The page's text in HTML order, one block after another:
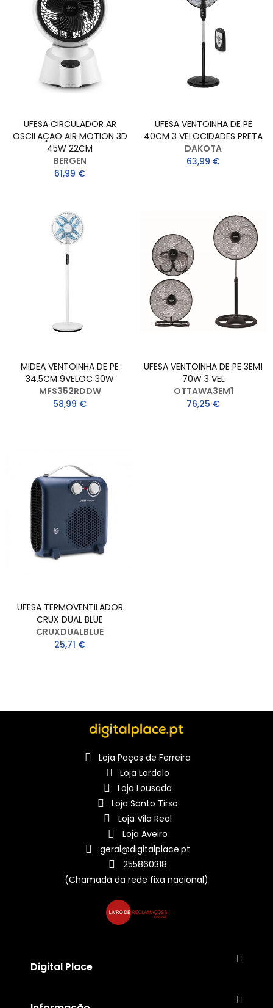
UFESA CIRCULADOR AR
OSCILAÇAO AIR MOTION 3D
45W 22CM
BERGEN
61,99 €
UFESA VENTOINHA DE PE
40CM 3 VELOCIDADES PRETA
DAKOTA
63,99 €
MIDEA VENTOINHA DE PE
34.5CM 9VELOC 30W
MFS352RDDW
58,99 €
UFESA VENTOINHA DE PE 3EM1
70W 3 VEL
OTTAWA3EM1
76,25 €
UFESA TERMOVENTILADOR
CRUX DUAL BLUE
CRUXDUALBLUE
25,71 €
Loja Paços de Ferreira
Loja Lordelo
Loja Lousada
Loja Santo Tirso
Loja Vila Real
Loja Aveiro
geral@digitalplace.pt
255860318
(Chamada da rede fixa nacional)
Digital Place